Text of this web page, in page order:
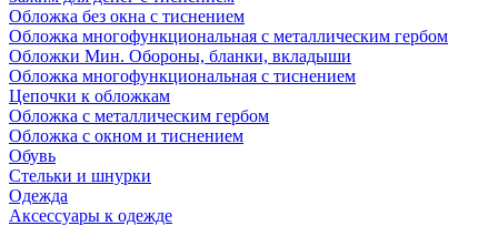
Обложка без окна с тиснением
Обложка многофункциональная с металлическим гербом
Обложки Мин. Обороны, бланки, вкладыши
Обложка многофункциональная с тиснением
Цепочки к обложкам
Обложка с металлическим гербом
Обложка с окном и тиснением
Обувь
Стельки и шнурки
Одежда
Аксессуары к одежде